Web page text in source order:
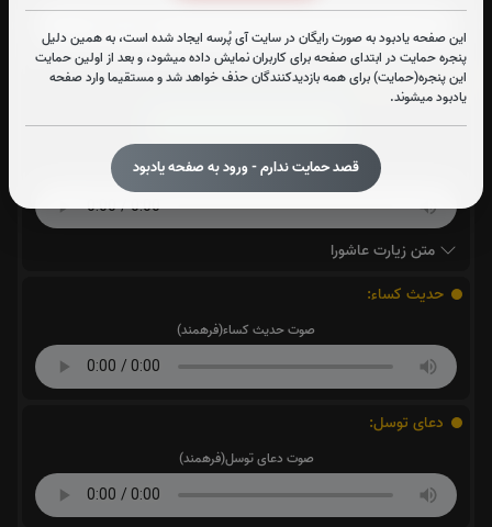
این صفحه یادبود به صورت رایگان در سایت آی پُرسه ایجاد شده است، به همین دلیل
پنجره حمایت در ابتدای صفحه برای کاربران نمایش داده میشود، و بعد از اولین حمایت
این پنجره(حمایت) برای همه بازدیدکنندگان حذف خواهد شد و مستقیما وارد صفحه
یادبود میشوند.
قصد حمایت ندارم - ورود به صفحه یادبود
زیارت عاشورا:4بار
قرائت زیارت عاشورا را تقبل میکنم
صوت زیارت عاشورا - فانی
متن زیارت عاشورا
حدیث کساء:
صوت حدیث کساء(فرهمند)
دعای توسل:
صوت دعای توسل(فرهمند)